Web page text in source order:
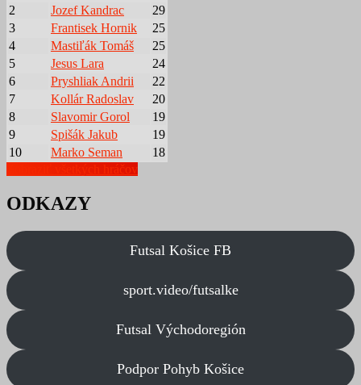
2
Jozef Kandrac
29
3
Frantisek Hornik
25
4
Mastiľák Tomáš
25
5
Jesus Lara
24
6
Pryshliak Andrii
22
7
Kollár Radoslav
20
8
Slavomir Gorol
19
9
Spišák Jakub
19
10
Marko Seman
18
Zobraziť všetkých hráčov
ODKAZY
Futsal Košice FB
sport.video/futsalke
Futsal Východoregión
Podpor Pohyb Košice